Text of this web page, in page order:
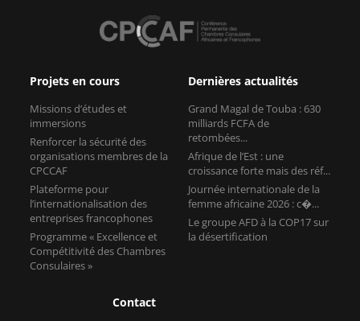
Projets en cours
Missions d’études et
immersions
Renforcer la sécurité des
organisations membres de la
CPCCAF
Plateforme pour
l’internationalisation des
entreprises francophones
Programme « Excellence et
Compétitivité des Chambres
Consulaires »
Dernières actualités
Grand Magal de Touba : 630
milliards FCFA de
retombées...
Afrique de l’Est : une
croissance forte mais des réf...
Journée internationale de la
femme africaine 2026 : c�...
Le groupe AFD à la COP17 sur
la désertification
Contact